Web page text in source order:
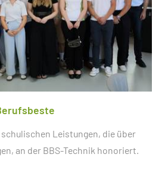
Leistungen, die über
an der BBS-Technik honoriert.